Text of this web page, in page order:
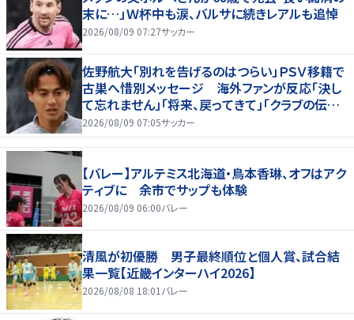
末に…」Ｗ杯中も涙、バルサに続きレアルも追悼
2026/08/09 07:27サッカー
佐野航大「別れを告げるのはつらい」ＰＳＶ移籍で
古巣へ惜別メッセージ 海外ファンが反応「決し
て忘れません」「将来、戻ってきて」「クラブの伝説
です」
2026/08/09 07:05サッカー
【バレー】アルテミス北海道・鳥本香琳、オフはアク
ティブに 余市でサップも体験
2026/08/09 06:00バレー
清風が初優勝 男子最終順位と個人賞、試合結
果一覧【近畿インターハイ2026】
2026/08/08 18:01 バレー